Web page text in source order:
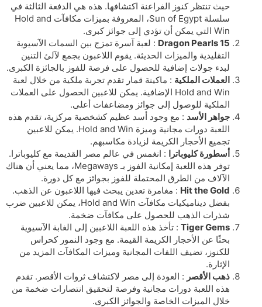
حيث تنتظر كنوز الفراعنة اكتشافها. هذه هي الدفعة الثالثة في
سلسلة Sun of Egypt، المعروفة بميزات مكافآت Hold and
Win التي يمكن أن تؤدي إلى جوائز كبرى.
15 Dragon Pearls
: لعبة آسرة تمزج بين السمات الآسيوية
التقليدية والميزات الحديثة. يقوم اللاعبون بجمع لآلئ التنين
لبدء جولات إضافية للحصول على فرصة للفوز بالجائزة الكبرى.
العملات الملكية : ماكينة قمار تقدم تجربة ملكية من خلال لعبة
Hold and Win الإضافية. يمكن للاعبين الحصول على العملات
الملكية للوصول إلى جوائز ومضاعفات أعلى.
جواهر الأسد : مع وجود أسد عظيم كشخصية مركزية، تقدم هذه
اللعبة دورات مجانية وميزة Hold and Win. يمكن للاعبين
تجميع الأحجار الكريمة لزيادة مكاسبهم.
أسطورة كليوباترا : انغمس في عالم مصر القديمة مع كليوباترا.
توفر هذه اللعبة إمكانية الفوز بـ Megaways، مما يعني أن هناك
الآلاف من الطرق المحتملة للفوز بجوائز مع كل دورة.
Hit the Gold : مغامرة تعدين يبحث فيها اللاعبون عن الذهب.
بفضل ديناميكيات مكافآت Hold and Win، يمكن للاعبين ضرب
شذرات الذهب للحصول على مكافآت ضخمة.
Tiger Gems : تأخذ هذه اللعبة اللاعبين إلى الغابة الآسيوية
بحثًا عن الأحجار الكريمة القيمة. مع وجود النمور كحراس
للكنوز، تضيف اللفات المجانية وميزات المكافآت المزيد من
الإثارة.
ذهب الأقصر : العودة إلى مصر لاكتشاف ثروات الأقصر. تقدم
هذه اللعبة دورات مجانية وفرصة لتحقيق انتصارات ضخمة من
خلال الميزات الخاصة والجوائز الكبرى.